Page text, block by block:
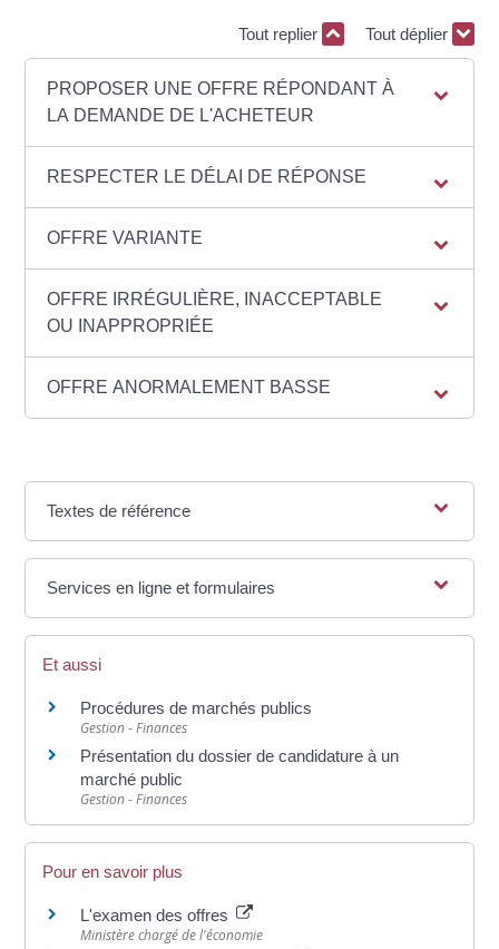
Tout replier Tout déplier
PROPOSER UNE OFFRE RÉPONDANT À
LA DEMANDE DE L'ACHETEUR
RESPECTER LE DÉLAI DE RÉPONSE
OFFRE VARIANTE
OFFRE IRRÉGULIÈRE, INACCEPTABLE
OU INAPPROPRIÉE
OFFRE ANORMALEMENT BASSE
Textes de référence
Services en ligne et formulaires
Et aussi
Procédures de marchés publics
Gestion - Finances
Présentation du dossier de candidature à un
marché public
Gestion - Finances
Pour en savoir plus
L'examen des offres
Ministère chargé de l'économie